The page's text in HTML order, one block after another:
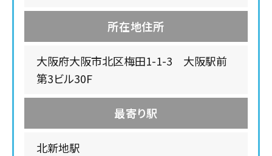
所在地住所
大阪府大阪市北区梅田1-1-3 大阪駅前
第3ビル30F
最寄り駅
北新地駅